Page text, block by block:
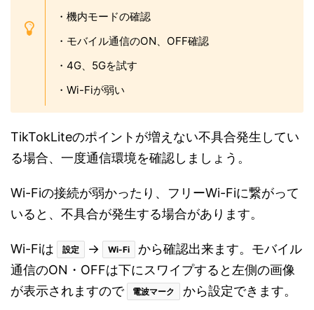
・機内モードの確認
・モバイル通信のON、OFF確認
・4G、5Gを試す
・Wi-Fiが弱い
TikTokLiteのポイントが増えない不具合発生してい
る場合、一度通信環境を確認しましょう。
Wi-Fiの接続が弱かったり、フリーWi-Fiに繋がって
いると、不具合が発生する場合があります。
Wi-Fiは 設定 → Wi-Fi
から確認出来ます。モバイル
通信のON・OFFは下にスワイプすると左側の画像
が表示されますので
電波マーク から設定できます。